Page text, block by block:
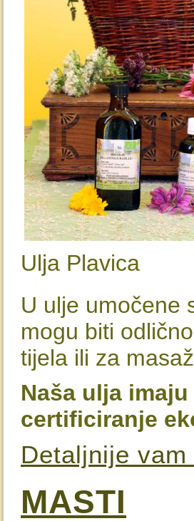
Ulja Plavica
U ulje umočene
mogu biti
tijela ili za
Naša ulja
certificiranje
Detaljnije
MASTI